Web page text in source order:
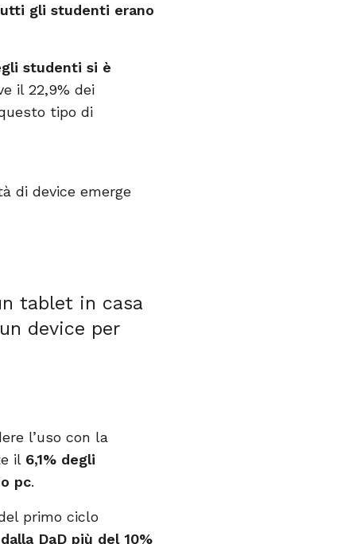
gli studenti erano
studenti si è
il 22,9% dei
tipo di
di device emerge
tablet in casa
device per
l’uso con la
il 6,1% degli
pc.
primo ciclo
DaD più del 10%